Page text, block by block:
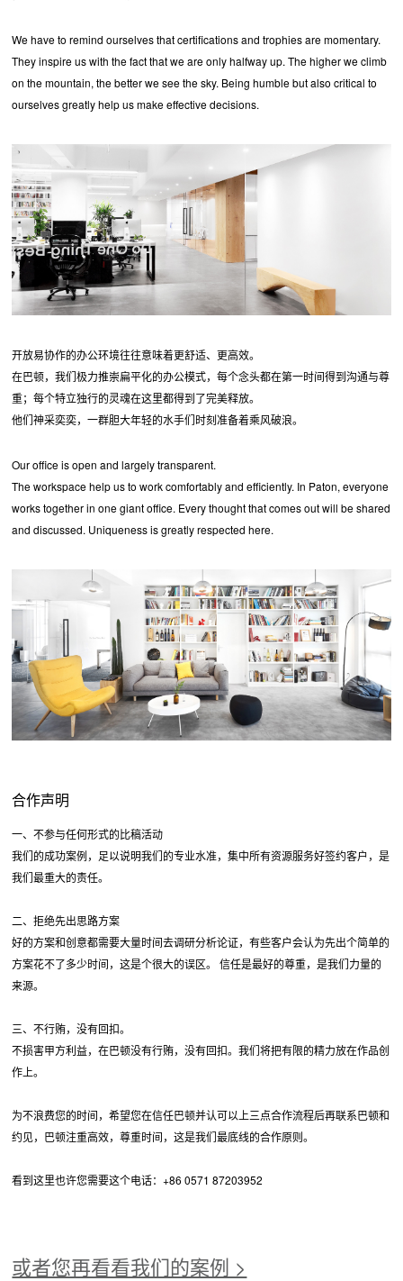
We have to remind ourselves that certifications and trophies are momentary.
They inspire us with the fact that we are only halfway up. The higher we climb
on the mountain, the better we see the sky. Being humble but also critical to
ourselves greatly help us make effective decisions.
开放易协作的办公环境往往意味着更舒适、更高效。
在巴顿，我们极力推崇扁平化的办公模式，每个念头都在第一时间得到沟通与尊
重；每个特立独行的灵魂在这里都得到了完美释放。
他们神采奕奕，一群胆大年轻的水手们时刻准备着乘风破浪。
Our office is open and largely transparent.
The workspace help us to work comfortably and efficiently. In Paton, everyone
works together in one giant office. Every thought that comes out will be shared
and discussed. Uniqueness is greatly respected here.
合作声明
一、不参与任何形式的比稿活动
我们的成功案例，足以说明我们的专业水准，集中所有资源服务好签约客户，是
我们最重大的责任。
二、拒绝先出思路方案
好的方案和创意都需要大量时间去调研分析论证，有些客户会认为先出个简单的
方案花不了多少时间，这是个很大的误区。 信任是最好的尊重，是我们力量的
来源。
三、不行贿，没有回扣。
不损害甲方利益，在巴顿没有行贿，没有回扣。我们将把有限的精力放在作品创
作上。
为不浪费您的时间，希望您在信任巴顿并认可以上三点合作流程后再联系巴顿和
约见，巴顿注重高效，尊重时间，这是我们最底线的合作原则。
看到这里也许您需要这个电话：+86 0571 87203952
或者您再看看我们的案例 >